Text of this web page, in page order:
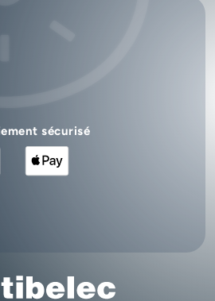
sécurisé